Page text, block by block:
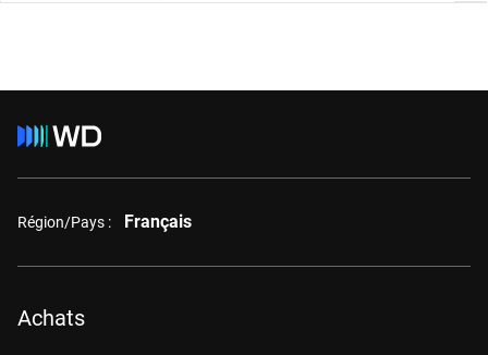
Région/Pays : Français
Achats